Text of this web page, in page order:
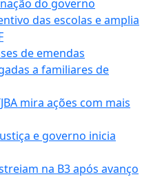
do governo
das escolas e amplia
de emendas
a familiares de
mira ações com mais
e governo inicia
na B3 após avanço